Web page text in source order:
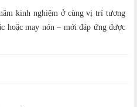
kinh nghiệm ở cùng vị trí tương
hoặc may nón – mới đáp ứng được